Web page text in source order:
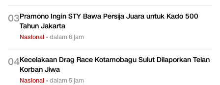
03Pramono Ingin STY Bawa Persija Juara untuk Kado 500
Tahun Jakarta
Nasional •dalam 6 jam
04Kecelakaan Drag Race Kotamobagu Sulut Dilaporkan Telan
Korban Jiwa
Nasional •dalam 5 jam